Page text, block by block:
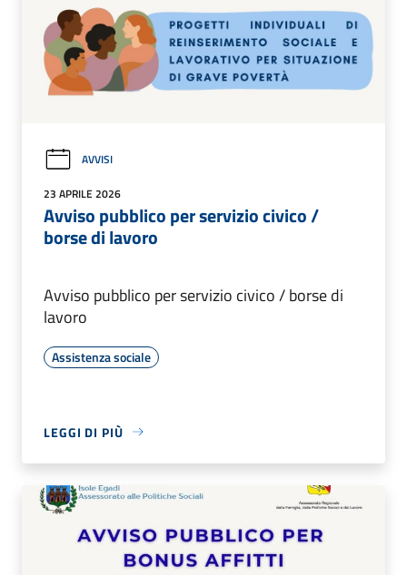
AVVISI
23 APRILE 2026
Avviso pubblico per servizio civico /
borse di lavoro
Avviso pubblico per servizio civico / borse di
lavoro
Assistenza sociale
LEGGI DI PIÙ